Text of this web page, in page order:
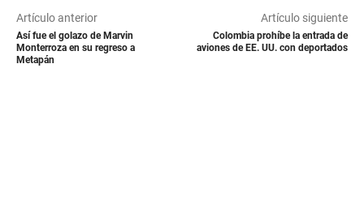
Artículo anterior
Así fue el golazo de Marvin
Monterroza en su regreso a
Metapán
Artículo siguiente
Colombia prohíbe la entrada de
aviones de EE. UU. con deportados